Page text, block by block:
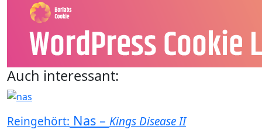
Auch interessant:
Reingehört: Nas – Kings Disease II